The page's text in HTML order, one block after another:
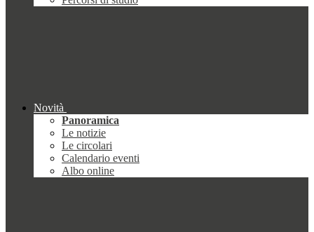
Novità
Panoramica
Le notizie
Le circolari
Calendario eventi
Albo online